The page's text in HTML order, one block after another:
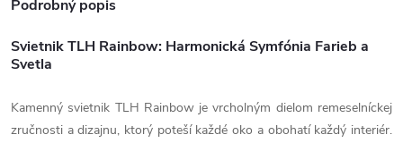
Podrobný popis
Svietnik TLH Rainbow: Harmonická Symfónia Farieb a
Svetla
Kamenný svietnik TLH Rainbow je vrcholným dielom remeselníckej
zručnosti a dizajnu, ktorý poteší každé oko a obohatí každý interiér.